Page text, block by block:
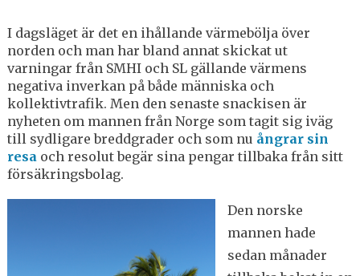
I dagsläget är det en ihållande värmebölja över
norden och man har bland annat skickat ut
varningar från SMHI och SL gällande värmens
negativa inverkan på både människa och
kollektivtrafik. Men den senaste snackisen är
nyheten om mannen från Norge som tagit sig iväg
till sydligare breddgrader och som nu ångrar sin
resa och resolut begär sina pengar tillbaka från sitt
försäkringsbolag.
Den norske
mannen hade
sedan månader